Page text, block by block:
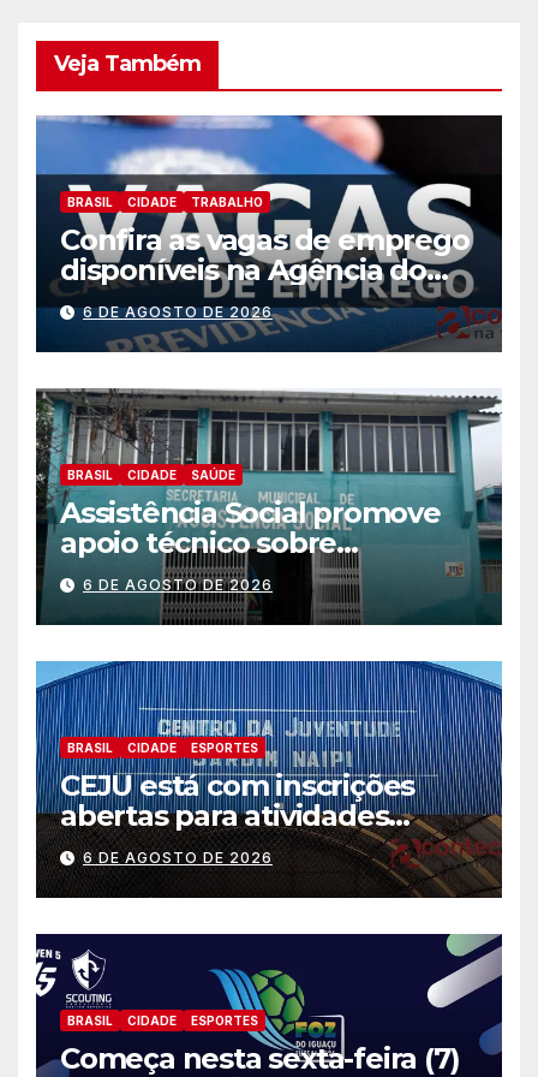
Veja Também
BRASIL CIDADE TRABALHO
Confira as vagas de emprego
disponíveis na Agência do
Trabalhador
6 DE AGOSTO DE 2026
BRASIL CIDADE SAÚDE
Assistência Social promove
apoio técnico sobre
preparação e resposta a
situações de emergência e
calamidade pública
6 DE AGOSTO DE 2026
BRASIL CIDADE ESPORTES
CEJU está com inscrições
abertas para atividades
gratuitas
6 DE AGOSTO DE 2026
BRASIL CIDADE ESPORTES
Começa nesta sexta-feira (7)